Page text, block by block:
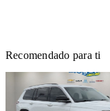
Recomendado para ti